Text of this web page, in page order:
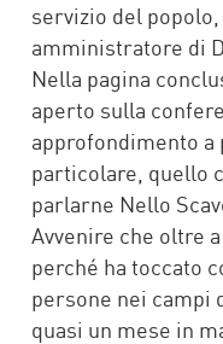
servizio del
amministratore di
Nella pagina
aperto sulla
approfondimento a
particolare, quello
parlarne Nello
Avvenire che oltre
perché ha toccato
persone nei campi
quasi un mese in